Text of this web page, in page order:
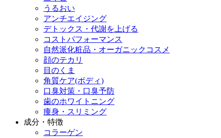
うるおい
アンチエイジング
デトックス・代謝を上げる
コストパフォーマンス
自然派化粧品・オーガニックコスメ
顔のテカリ
目のくま
角質ケア(ボディ)
口臭対策・口臭予防
歯のホワイトニング
痩身・スリミング
成分・特徴
コラーゲン